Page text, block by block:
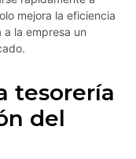
mejora la eficiencia
la empresa un
tesorería
del